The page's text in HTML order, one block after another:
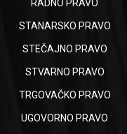
RADNO PRAVO
STANARSKO PRAVO
STEČAJNO PRAVO
STVARNO PRAVO
TRGOVAČKO PRAVO
UGOVORNO PRAVO